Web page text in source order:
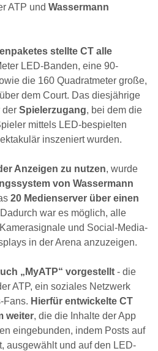
ATP und Wassermann
stellte CT alle
LED-Banden, eine 90-
die 160 Quadratmeter große,
dem Court. Das diesjährige
der Spielerzugang, bei dem die
mittels LED-bespielten
inszeniert wurden.
Anzeigen zu nutzen, wurde
von Wassermann
20 Medienserver über einen
war es möglich, alle
und Social-Media-
in der Arena anzuzeigen.
„MyATP“ vorgestellt - die
ATP, ein soziales Netzwerk
Fans. Hierfür entwickelte CT
weiter, die die Inhalte der App
eingebunden, indem Posts auf
ausgewählt und auf den LED-